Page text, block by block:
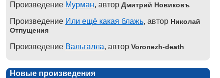
Произведение Мурман, автор Дмитрий Новиковъ
Произведение Или ещё какая блажь, автор Николай
Отпущения
Произведение Вальгалла, автор Voronezh-death
Новые произведения